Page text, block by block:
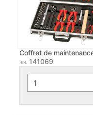
Coffret de
Réf. 141069